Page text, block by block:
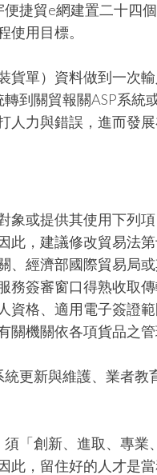
捷貿e網建置二十四
用目標。
貨單）資料做到一次
到關貿報關ASP系統
人力與錯誤，進而發
象或提供其使用下列
此，建議修改貿易法
、經濟部國際貿易局
簽審窗口得熟收取
資格、適用電子簽證
機關依各項貨品之管
更新與維護、業者教
「創新、進取、專
，留住好的人才是